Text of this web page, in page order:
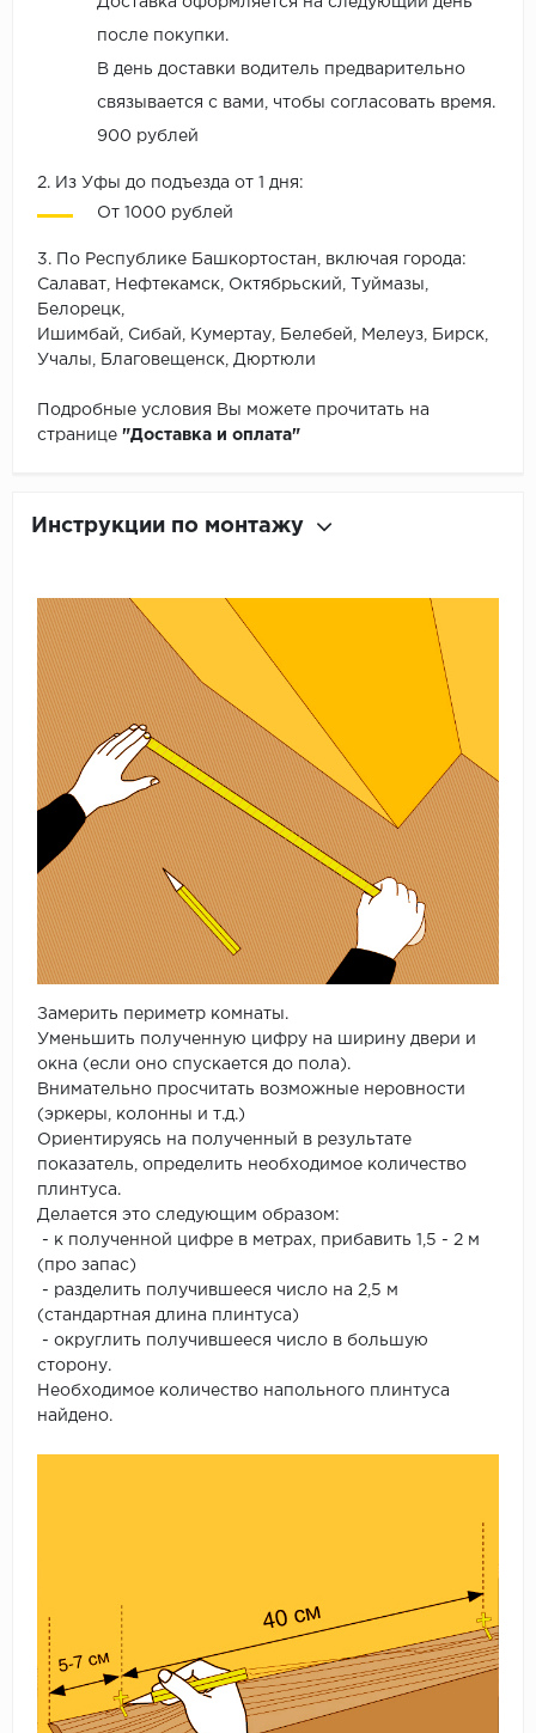
после покупки.
В день доставки водитель предварительно
связывается с вами, чтобы согласовать время.
900 рублей
2. Из Уфы до подъезда от 1 дня:
От 1000 рублей
3. По Республике Башкортостан, включая города:
Салават, Нефтекамск, Октябрьский, Туймазы,
Белорецк,
Ишимбай, Сибай, Кумертау, Белебей, Мелеуз, Бирск,
Учалы, Благовещенск, Дюртюли
Подробные условия Вы можете прочитать на
странице "Доставка и оплата"
Инструкции по монтажу
Замерить периметр комнаты.
Уменьшить полученную цифру на ширину двери и
окна (если оно спускается до пола).
Внимательно просчитать возможные неровности
(эркеры, колонны и т.д.)
Ориентируясь на полученный в результате
показатель, определить необходимое количество
плинтуса.
Делается это следующим образом:
- к полученной цифре в метрах, прибавить 1,5 - 2 м
(про запас)
- разделить получившееся число на 2,5 м
(стандартная длина плинтуса)
- округлить получившееся число в большую
сторону.
Необходимое количество напольного плинтуса
найдено.